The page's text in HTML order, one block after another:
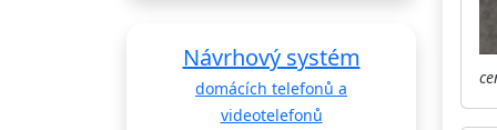
Návrhový systém
domácích telefonů a
videotelefonů